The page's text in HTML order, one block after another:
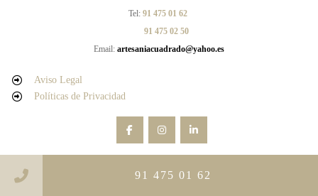
Tel: 91 475 01 62
91 475 02 50
Email: artesaniacuadrado@yahoo.es
Aviso Legal
Políticas de Privacidad
91 475 01 62